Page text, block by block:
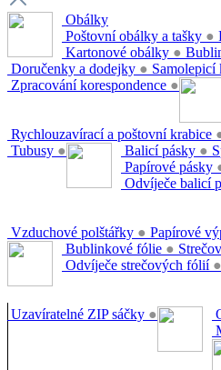
Obálky
Poštovní obálky a tašky ●
Kartonové obálky ●
Doručenky a dodejky ● Samolepicí
Zpracování korespondence ●
Rychlouzavírací a poštovní krabice
Tubusy ● Balicí pásky ●
Papírové pásky
Odvíječe balicí
Vzduchové polštářky ● Papírové
Bublinkové fólie ●
Odvíječe strečových fólií ●
Uzavíratelné ZIP sáčky ●